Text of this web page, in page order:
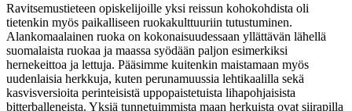
Ravitsemustieteen opiskelijoille yksi reissun kohokohdista oli
tietenkin myös paikalliseen ruokakulttuuriin tutustuminen.
Alankomaalainen ruoka on kokonaisuudessaan yllättävän lähellä
suomalaista ruokaa ja maassa syödään paljon esimerkiksi
hernekeittoa ja lettuja. Pääsimme kuitenkin maistamaan myös
uudenlaisia herkkuja, kuten perunamuussia lehtikaalilla sekä
kasvisversioita perinteisistä uppopaistetuista lihapohjaisista
bitterballeneista. Yksiä tunnetuimmista maan herkuista ovat siirapilla